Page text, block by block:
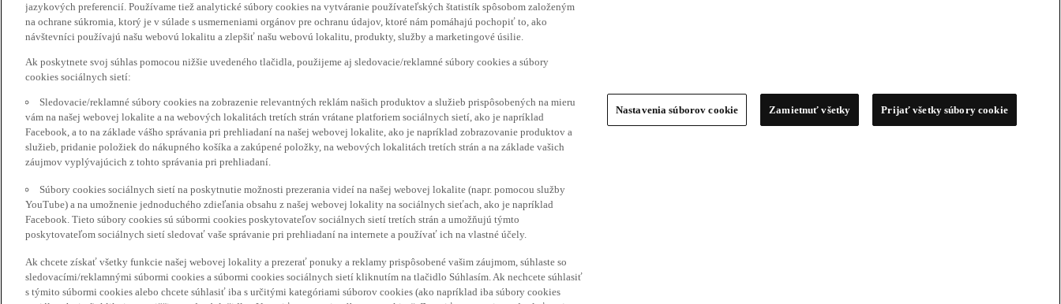
jazykových preferencií. Používame tiež analytické súbory cookies na vytváranie používateľských štatistík spôsobom založeným
na ochrane súkromia, ktorý je v súlade s usmerneniami orgánov pre ochranu údajov, ktoré nám pomáhajú pochopiť to, ako
návštevníci používajú našu webovú lokalitu a zlepšiť našu webovú lokalitu, produkty, služby a marketingové úsilie.
Ak poskytnete svoj súhlas pomocou nižšie uvedeného tlačidla, použijeme aj sledovacie/reklamné súbory cookies a súbory
cookies sociálnych sietí:
Sledovacie/reklamné súbory cookies na zobrazenie relevantných reklám našich produktov a služieb prispôsobených na mieru
vám na našej webovej lokalite a na webových lokalitách tretích strán vrátane platforiem sociálnych sietí, ako je napríklad
Facebook, a to na základe vášho správania pri prehliadaní na našej webovej lokalite, ako je napríklad zobrazovanie produktov a
služieb, pridanie položiek do nákupného košíka a zakúpené položky, na webových lokalitách tretích strán a na základe vašich
záujmov vyplývajúcich z tohto správania pri prehliadaní.
Súbory cookies sociálnych sietí na poskytnutie možnosti prezerania videí na našej webovej lokalite (napr. pomocou služby
YouTube) a na umožnenie jednoduchého zdieľania obsahu z našej webovej lokality na sociálnych sieťach, ako je napríklad
Facebook. Tieto súbory cookies sú súbormi cookies poskytovateľov sociálnych sietí tretích strán a umožňujú týmto
poskytovateľom sociálnych sietí sledovať vaše správanie pri prehliadaní na internete a používať ich na vlastné účely.
Ak chcete získať všetky funkcie našej webovej lokality a prezerať ponuky a reklamy prispôsobené vašim záujmom, súhlaste so
sledovacími/reklamnými súbormi cookies a súbormi cookies sociálnych sietí kliknutím na tlačidlo Súhlasím. Ak nechcete súhlasiť
s týmito súbormi cookies alebo chcete súhlasiť iba s určitými kategóriami súborov cookies (ako napríklad iba súbory cookies
Nastavenia súborov cookie Zamietnuť všetky Prijať všetky súbory cookie